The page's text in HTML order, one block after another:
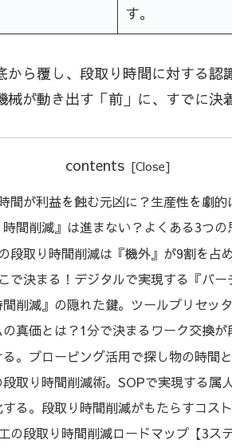
す。
ら覆し、段取り時間に対する
が動き出す「前」に、すでに決
contents
間が利益を蝕む元凶に？生産性を劇
間削減』は進まない？よくある3つの
段取り時間削減は『機外』が9割を占
で決まる！デジタルで実現する『バ
削減』の隠れた鍵。ツールプリセッ
真価とは？1分で決まるワーク交換が
。プロービング活用で探し物の時間
段取り時間削減術。SOPで実現する属
る。段取り時間削減がもたらすコス
の段取り時間削減ロードマップ【3ス